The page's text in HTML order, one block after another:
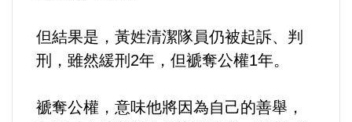
但結果是，黃姓清潔隊員仍被起訴、判
刑，雖然緩刑2年，但褫奪公權1年。
褫奪公權，意味他將因為自己的善舉，